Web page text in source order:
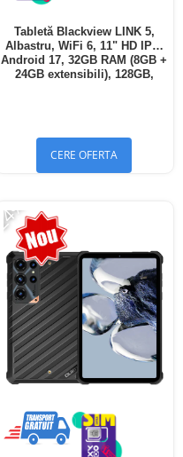
Tabletă Blackview LINK 5,
Albastru, WiFi 6, 11" HD IPS,
Android 17, 32GB RAM (8GB +
24GB extensibili), 128GB,
CERE OFERTA
-24%